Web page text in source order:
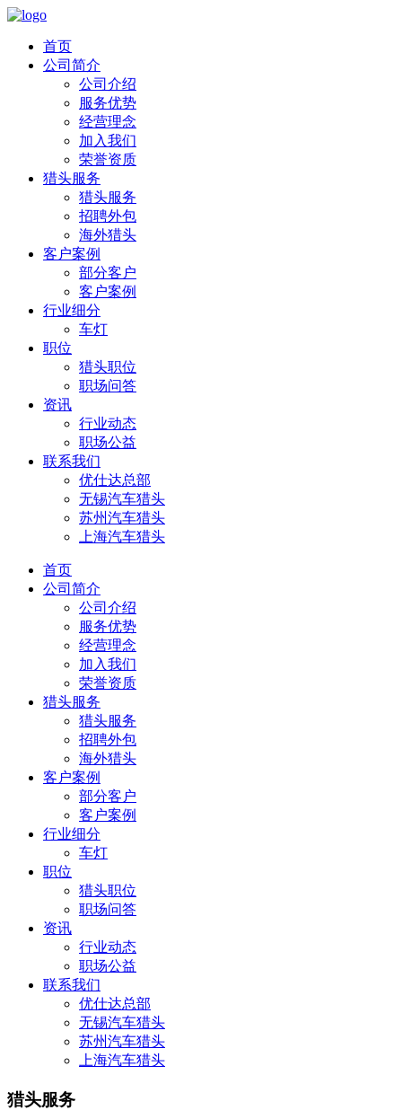
首页
公司简介
公司介绍
服务优势
经营理念
加入我们
荣誉资质
猎头服务
猎头服务
招聘外包
海外猎头
客户案例
部分客户
客户案例
行业细分
车灯
职位
猎头职位
职场问答
资讯
行业动态
职场公益
联系我们
优仕达总部
无锡汽车猎头
苏州汽车猎头
上海汽车猎头
首页
公司简介
公司介绍
服务优势
经营理念
加入我们
荣誉资质
猎头服务
猎头服务
招聘外包
海外猎头
客户案例
部分客户
客户案例
行业细分
车灯
职位
猎头职位
职场问答
资讯
行业动态
职场公益
联系我们
优仕达总部
无锡汽车猎头
苏州汽车猎头
上海汽车猎头
猎头服务